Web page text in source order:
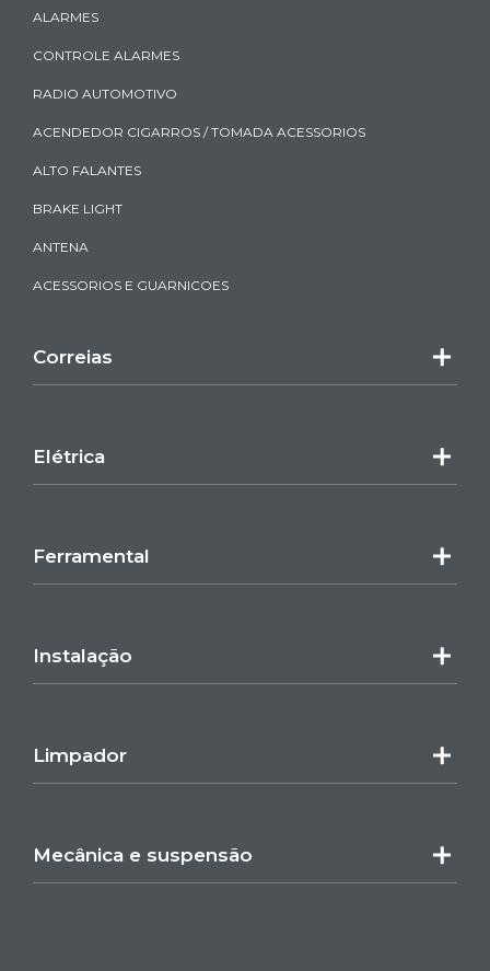
ALARMES
CONTROLE ALARMES
RADIO AUTOMOTIVO
ACENDEDOR CIGARROS / TOMADA ACESSORIOS
ALTO FALANTES
BRAKE LIGHT
ANTENA
ACESSORIOS E GUARNICOES
Correias
Elétrica
Ferramental
Instalação
Limpador
Mecânica e suspensão